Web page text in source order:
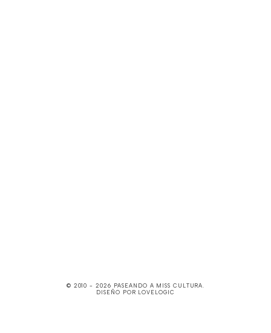
© 2010 - 2026 PASEANDO A MISS CULTURA
DISEÑO POR LOVELOGIC